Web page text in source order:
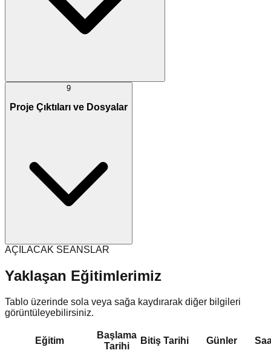
9
Proje Çıktıları ve Dosyalar
AÇILACAK SEANSLAR
Yaklaşan Eğitimlerimiz
Tablo üzerinde sola veya sağa kaydırarak diğer bilgileri
görüntüleyebilirsiniz.
Eğitim
Başlama
Tarihi
Bitiş Tarihi Günler